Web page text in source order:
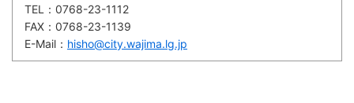
TEL： 0768-23-1112
FAX： 0768-23-1139
E-Mail： hisho@city.wajima.lg.jp